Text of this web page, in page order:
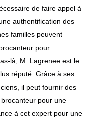
de faire appel à
authentification des
familles peuvent
pour
là, M. Lagrenee est le
réputé. Grâce à ses
il peut fournir des
pour une
à cet expert pour une